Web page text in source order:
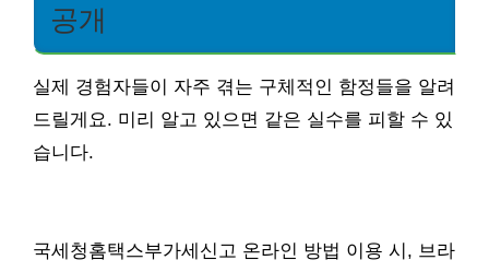
공개
실제 경험자들이 자주 겪는 구체적인 함정들을 알려
드릴게요. 미리 알고 있으면 같은 실수를 피할 수 있
습니다.
국세청홈택스부가세신고 온라인 방법 이용 시, 브라